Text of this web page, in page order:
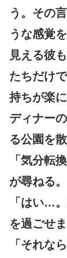
う。その
うな感覚
見える彼
たちだけ
持ちが楽に
ディナー
る公園を
「気分転
が尋ねる。
「はい…
を過ごせ
「それな